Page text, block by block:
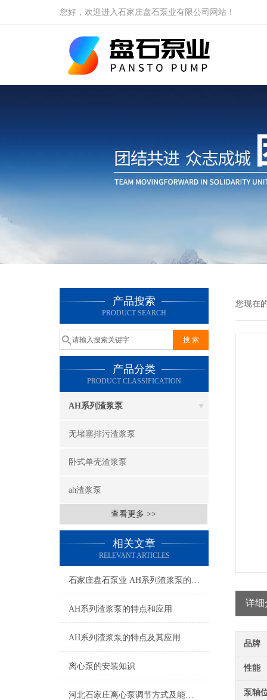
您好，欢迎进入石家庄盘石泵业有限公司网站！
产品搜索
PRODUCT SEARCH
产品分类
PRODUCT CLASSIFICATION
AH系列渣浆泵
无堵塞排污渣浆泵
卧式单壳渣浆泵
ah渣浆泵
查看更多 >>
相关文章
RELEVANT ARTICLES
石家庄盘石泵业 AH系列渣浆泵的特点及应用
AH系列渣浆泵的特点和应用
AH系列渣浆泵的特点及其应用
离心泵的安装知识
河北石家庄离心泵调节方式及能耗介绍
您现在
详细
品牌
性能
泵轴